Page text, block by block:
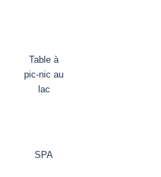
Table à
pic-nic au
lac
SPA